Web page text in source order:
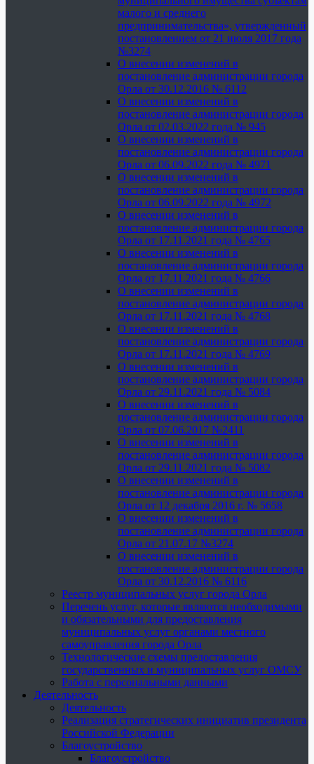
малого и среднего
предпринимательства», утвержденный
постановлением от 21 июля 2017 года
№3274
О внесении изменений в
постановление администрации города
Орла от 30.12.2016 № 6112
О внесении изменений в
постановление администрации города
Орла от 02.03.2022 года № 945
О внесении изменений в
постановление администрации города
Орла от 06.09.2022 года № 4971
О внесении изменений в
постановление администрации города
Орла от 06.09.2022 года № 4972
О внесении изменений в
постановление администрации города
Орла от 17.11.2021 года № 4765
О внесении изменений в
постановление администрации города
Орла от 17.11.2021 года № 4766
О внесении изменений в
постановление администрации города
Орла от 17.11.2021 года № 4768
О внесении изменений в
постановление администрации города
Орла от 17.11.2021 года № 4769
О внесении изменений в
постановление администрации города
Орла от 29.11.2021 года № 5084
О внесении изменений в
постановление администрации города
Орла от 07.06.2017 №2411
О внесении изменений в
постановление администрации города
Орла от 29.11.2021 года № 5082
О внесении изменений в
постановление администрации города
Орла от 12 декабря 2016 г. № 5658
О внесении изменений в
постановление администрации города
Орла от 21.07.17 №3274
О внесении изменений в
постановление администрации города
Орла от 30.12.2016 № 6116
Реестр муниципальных услуг города Орла
Перечень услуг, которые являются необходимыми
и обязательными для предоставления
муниципальных услуг органами местного
самоуправления города Орла
Технологические схемы предоставления
государственных и муниципальных услуг ОМСУ
Работа с персональными данными
Деятельность
Деятельность
Реализация стратегических инициатив президента
Российской Федерации
Благоустройство
Благоустройство